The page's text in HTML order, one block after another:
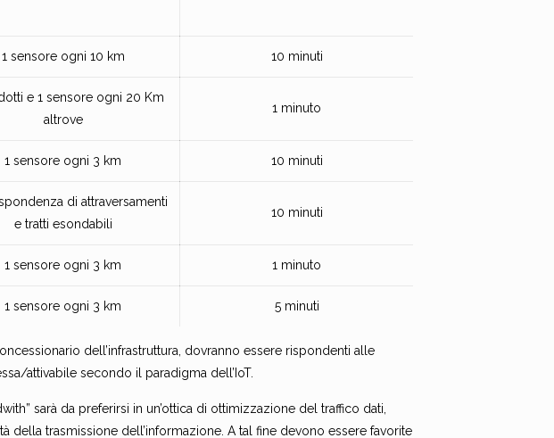
1 sensore ogni 10 km 10 minuti
e 1 sensore ogni 20 Km
altrove
1 minuto
1 sensore ogni 3 km 10 minuti
di attraversamenti
e tratti esondabili
10 minuti
1 sensore ogni 3 km 1 minuto
1 sensore ogni 3 km 5 minuti
dell’infrastruttura, dovranno essere rispondenti alle
attivabile secondo il paradigma dell’IoT.
sarà da preferirsi in un’ottica di ottimizzazione del traffico dati,
della trasmissione dell’informazione. A tal fine devono essere favorite